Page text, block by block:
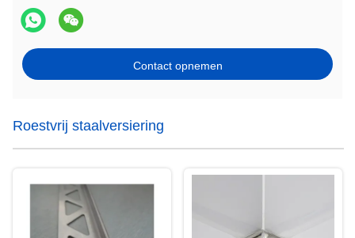
Contact opnemen
Roestvrij staalversiering